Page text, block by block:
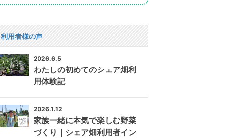
利用者様の声
2026.6.5
わたしの初めてのシェア畑利
用体験記
2026.1.12
家族一緒に本気で楽しむ野菜
づくり｜シェア畑利用者イン